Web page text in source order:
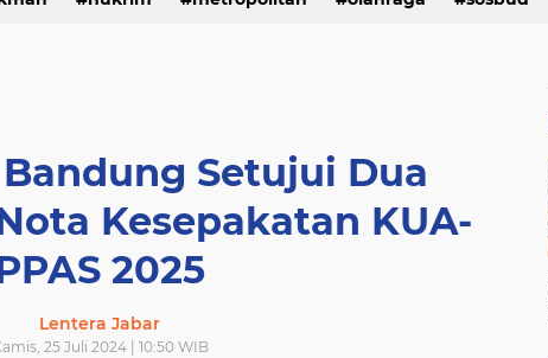
Setujui Dua
Kesepakatan KUA-
2025
Lentera Jabar
25 Juli 2024 | 10:50 WIB